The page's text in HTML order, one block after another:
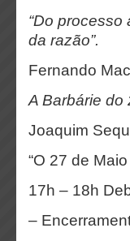
“Do processo
da razão”.
Fernando
A Barbárie do
Joaquim
“O 27 de
17h – 18h
–